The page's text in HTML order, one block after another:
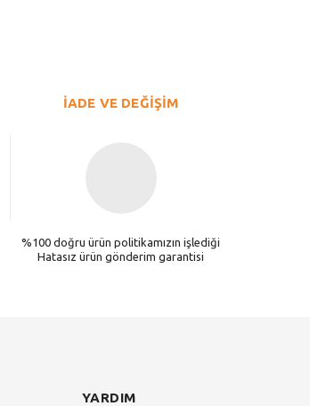
İADE VE DEĞİŞİM
%100 doğru ürün politikamızın işlediği
Hatasız ürün gönderim garantisi
YARDIM